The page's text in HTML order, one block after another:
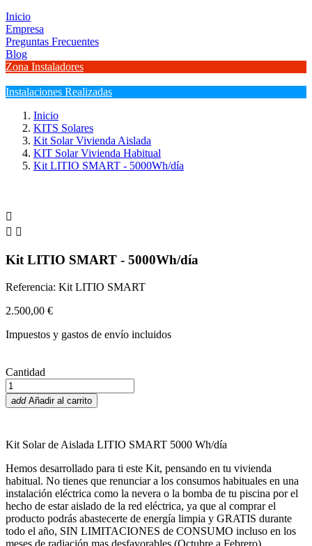
Inicio
Empresa
Preguntas Frecuentes
Blog
Zona Instaladores
Instalaciones Realizadas
Inicio
KITS Solares
Kit Solar Vivienda Aislada
KIT Solar Vivienda Habitual
Kit LITIO SMART - 5000Wh/día

 
Kit LITIO SMART - 5000Wh/día
Referencia: Kit LITIO SMART
2.500,00 €
Impuestos y gastos de envío incluidos
Cantidad
add Añadir al carrito
Kit Solar de Aislada LITIO SMART 5000 Wh/día
Hemos desarrollado para ti este Kit, pensando en tu vivienda
habitual. No tienes que renunciar a los consumos habituales en una
instalación eléctrica como la nevera o la bomba de tu piscina por el
hecho de estar aislado de la red eléctrica, ya que al comprar el
producto podrás abastecerte de energía limpia y GRATIS durante
todo el año, SIN LIMITACIONES de CONSUMO incluso en los
meses de radiación mas desfavorables (Octubre a Febrero).